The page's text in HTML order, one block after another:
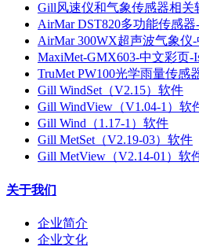
Gill风速仪和气象传感器相关
AirMar DST820多功能传感
AirMar 300WX超声波气象仪
MaxiMet-GMX603-中文彩页-
TruMet PW100光学雨量传感
Gill WindSet（V2.15）软件
Gill WindView（V1.04-1）软
Gill Wind（1.17-1）软件
Gill MetSet（V2.19-03）软件
Gill MetView（V2.14-01）软
关于我们
企业简介
企业文化